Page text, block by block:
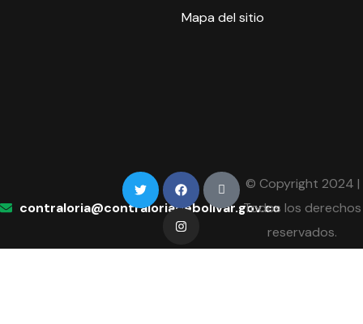
Mapa del sitio
contraloria@contraloriadebolivar.gov.co
© Copyright 2024 |
Todos los derechos
reservados.